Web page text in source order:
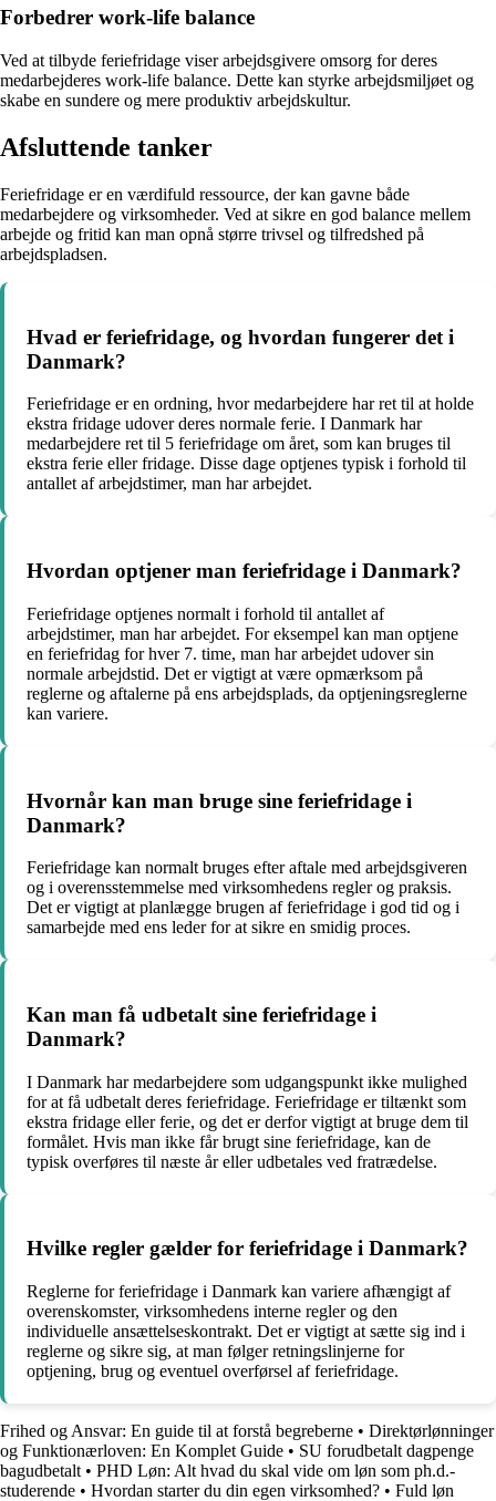
Forbedrer work-life balance
Ved at tilbyde feriefridage viser arbejdsgivere omsorg for deres
medarbejderes work-life balance. Dette kan styrke arbejdsmiljøet og
skabe en sundere og mere produktiv arbejdskultur.
Afsluttende tanker
Feriefridage er en værdifuld ressource, der kan gavne både
medarbejdere og virksomheder. Ved at sikre en god balance mellem
arbejde og fritid kan man opnå større trivsel og tilfredshed på
arbejdspladsen.
Hvad er feriefridage, og hvordan fungerer det i
Danmark?
Feriefridage er en ordning, hvor medarbejdere har ret til at holde
ekstra fridage udover deres normale ferie. I Danmark har
medarbejdere ret til 5 feriefridage om året, som kan bruges til
ekstra ferie eller fridage. Disse dage optjenes typisk i forhold til
antallet af arbejdstimer, man har arbejdet.
Hvordan optjener man feriefridage i Danmark?
Feriefridage optjenes normalt i forhold til antallet af
arbejdstimer, man har arbejdet. For eksempel kan man optjene
en feriefridag for hver 7. time, man har arbejdet udover sin
normale arbejdstid. Det er vigtigt at være opmærksom på
reglerne og aftalerne på ens arbejdsplads, da optjeningsreglerne
kan variere.
Hvornår kan man bruge sine feriefridage i
Danmark?
Feriefridage kan normalt bruges efter aftale med arbejdsgiveren
og i overensstemmelse med virksomhedens regler og praksis.
Det er vigtigt at planlægge brugen af feriefridage i god tid og i
samarbejde med ens leder for at sikre en smidig proces.
Kan man få udbetalt sine feriefridage i
Danmark?
I Danmark har medarbejdere som udgangspunkt ikke mulighed
for at få udbetalt deres feriefridage. Feriefridage er tiltænkt som
ekstra fridage eller ferie, og det er derfor vigtigt at bruge dem til
formålet. Hvis man ikke får brugt sine feriefridage, kan de
typisk overføres til næste år eller udbetales ved fratrædelse.
Hvilke regler gælder for feriefridage i Danmark?
Reglerne for feriefridage i Danmark kan variere afhængigt af
overenskomster, virksomhedens interne regler og den
individuelle ansættelseskontrakt. Det er vigtigt at sætte sig ind i
reglerne og sikre sig, at man følger retningslinjerne for
optjening, brug og eventuel overførsel af feriefridage.
Frihed og Ansvar: En guide til at forstå begreberne • Direktørlønninger
og Funktionærloven: En Komplet Guide • SU forudbetalt dagpenge
bagudbetalt • PHD Løn: Alt hvad du skal vide om løn som ph.d.-
studerende • Hvordan starter du din egen virksomhed? • Fuld løn